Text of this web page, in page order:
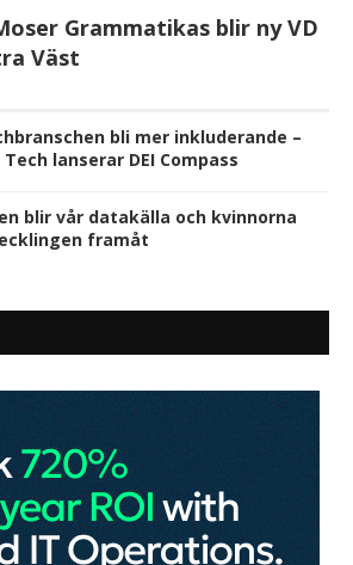
Grammatikas blir ny VD
Väst
bli mer inkluderande –
lanserar DEI Compass
blir vår datakälla och kvinnorna
framåt